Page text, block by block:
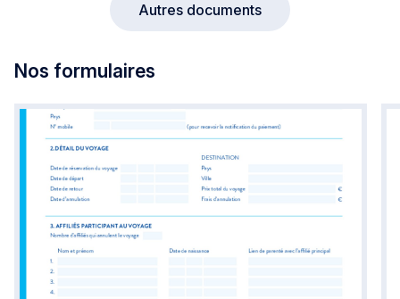
Autres documents
Nos formulaires